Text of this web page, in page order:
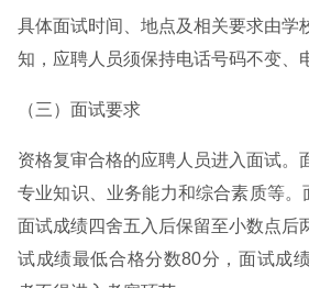
具体面试时间、地点及相关要求由学
知，应聘人员须保持电话号码不变、
（三）面试要求
资格复审合格的应聘人员进入面试。
专业知识、业务能力和综合素质等。
面试成绩四舍五入后保留至小数点后
试成绩最低合格分数80分，面试成